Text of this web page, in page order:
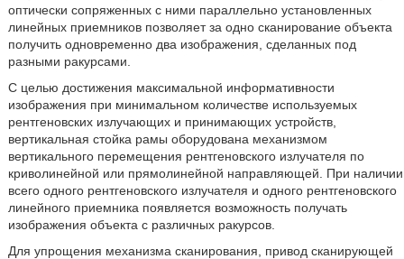
оптически сопряженных с ними параллельно установленных
линейных приемников позволяет за одно сканирование объекта
получить одновременно два изображения, сделанных под
разными ракурсами.
С целью достижения максимальной информативности
изображения при минимальном количестве используемых
рентгеновских излучающих и принимающих устройств,
вертикальная стойка рамы оборудована механизмом
вертикального перемещения рентгеновского излучателя по
криволинейной или прямолинейной направляющей. При наличии
всего одного рентгеновского излучателя и одного рентгеновского
линейного приемника появляется возможность получать
изображения объекта с различных ракурсов.
Для упрощения механизма сканирования, привод сканирующей